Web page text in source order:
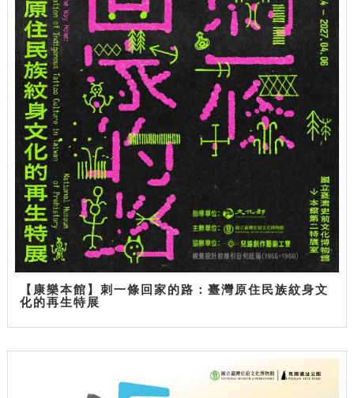
【康樂本館】刺一條回家的路：臺灣原住民族紋身文
化的再生特展